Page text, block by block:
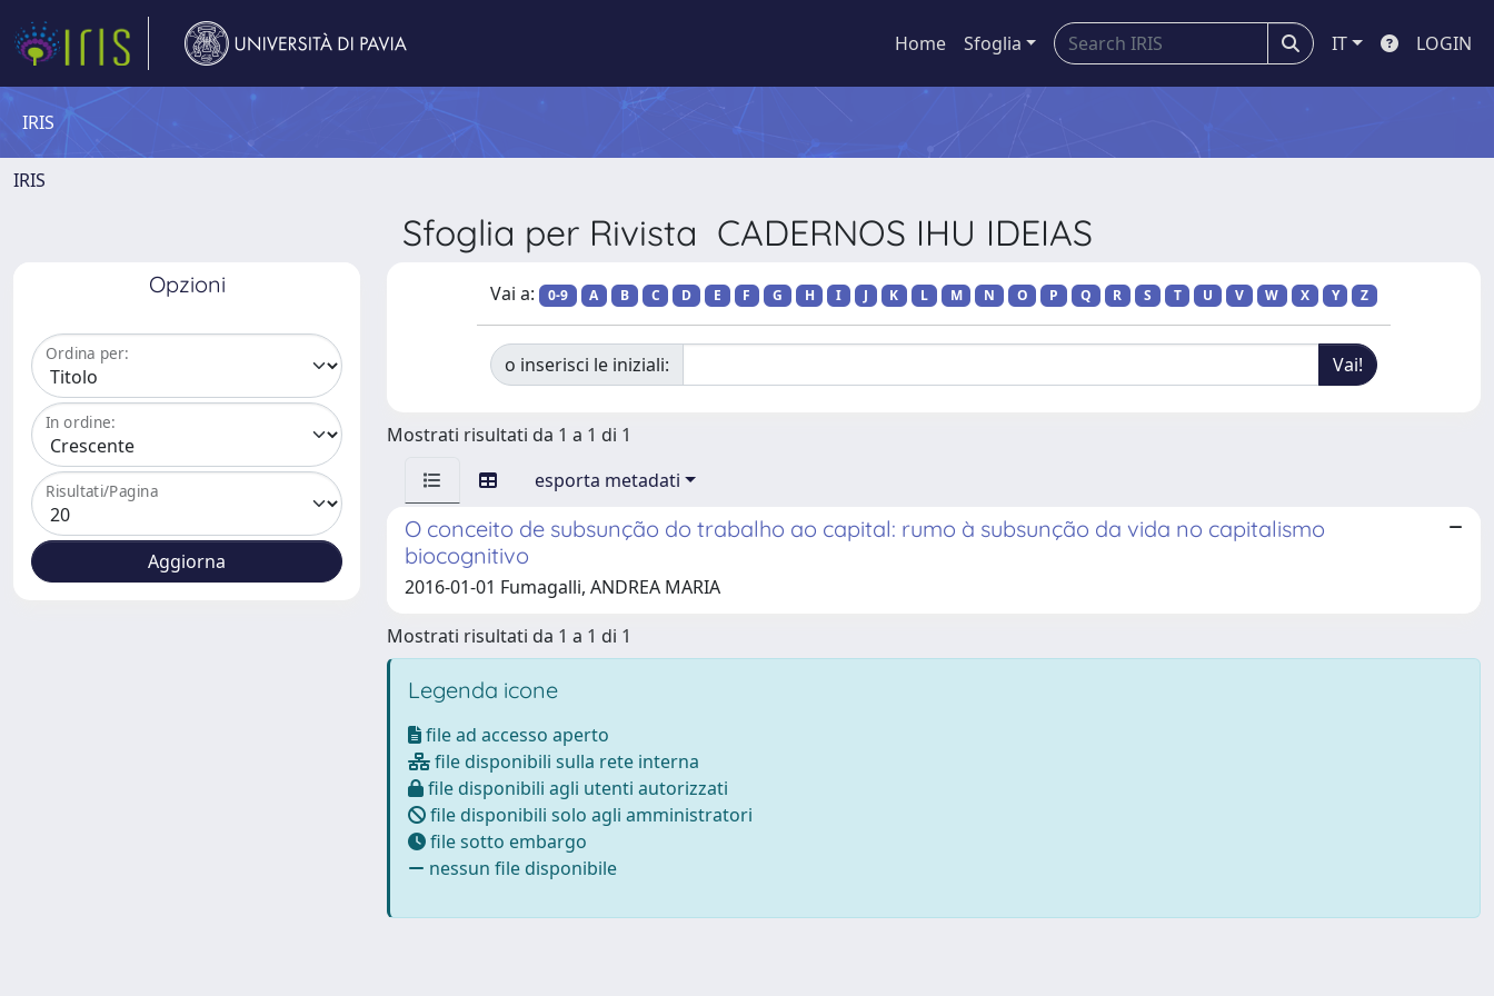
Home Sfoglia IT LOGIN
IRIS
IRIS
Sfoglia per Rivista CADERNOS IHU IDEIAS
Opzioni
Ordina per:
In ordine:
Risultati/Pagina
Vai a: 0-9 A B C D E F G H I J K L M N O P Q R S T U V W X Y Z
o inserisci le iniziali:
Mostrati risultati da 1 a 1 di 1
esporta metadati
O conceito de subsunção do trabalho ao capital: rumo à subsunção da vida no capitalismo
biocognitivo
2016-01-01 Fumagalli, ANDREA MARIA
Mostrati risultati da 1 a 1 di 1
Legenda icone
file ad accesso aperto
file disponibili sulla rete interna
file disponibili agli utenti autorizzati
file disponibili solo agli amministratori
file sotto embargo
nessun file disponibile